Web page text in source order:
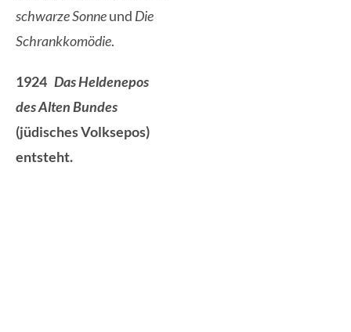
schwarze Sonneund Die
Schrankkomödie.
1924 Das Heldenepos
des Alten Bundes
(jüdisches Volksepos)
entsteht.